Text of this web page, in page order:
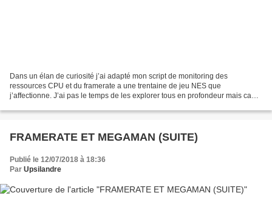
Dans un élan de curiosité j’ai adapté mon script de monitoring des
ressources CPU et du framerate a une trentaine de jeu NES que
j’affectionne. J’ai pas le temps de les explorer tous en profondeur mais ca
FRAMERATE ET MEGAMAN (SUITE)
Publié le 12/07/2018 à 18:36
Par Upsilandre